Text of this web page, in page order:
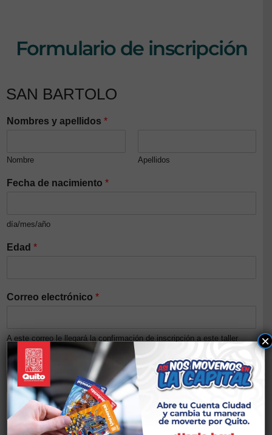
Formulario de inscripción
SAN BARTOLO
Nombres y apellidos *
Nombre Apellidos
Fecha de nacimiento *
día/mes/año
Edad *
Correo electrónico *
A este correo le llegará la confirmación de inscripción a este taller
Número de cédula/Pasaporte
Nivel de ingresos del núcleo familiar (Opcional)
×